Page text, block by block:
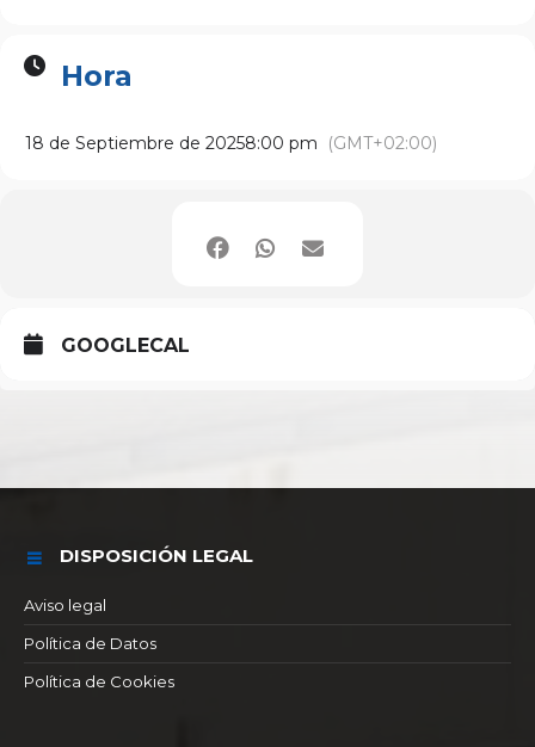
Hora
18 de Septiembre de 20258:00 pm (GMT+02:00)
GOOGLECAL
DISPOSICIÓN LEGAL
Aviso legal
Política de Datos
Política de Cookies